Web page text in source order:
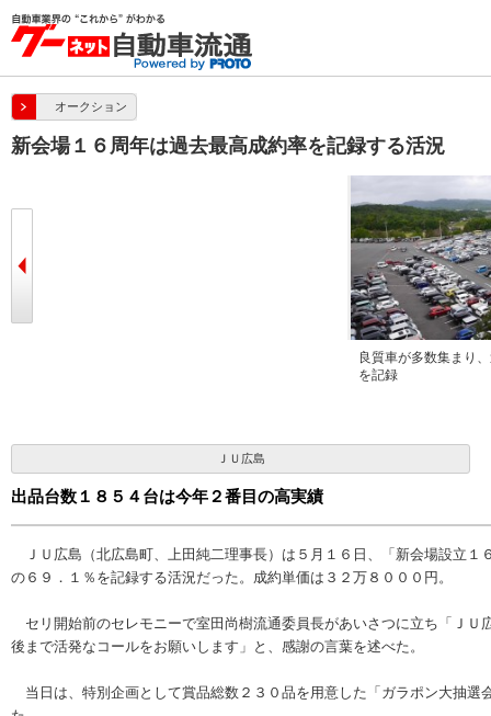
オークション
新会場１６周年は過去最高成約率を記録する活況
良質車が多数集まり
を記録
ＪＵ広島
出品台数１８５４台は今年２番目の高実績
ＪＵ広島（北広島町、上田純二理事長）は５月１６日、「新会場設立１
の６９．１％を記録する活況だった。成約単価は３２万８０００円。
セリ開始前のセレモニーで室田尚樹流通委員長があいさつに立ち「ＪＵ
後まで活発なコールをお願いします」と、感謝の言葉を述べた。
当日は、特別企画として賞品総数２３０品を用意した「ガラポン大抽選